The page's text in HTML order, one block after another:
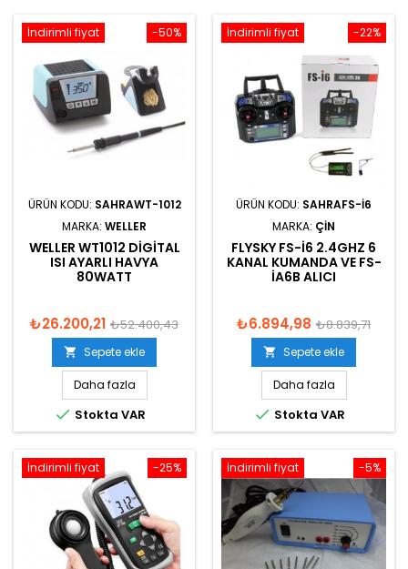
-50%
İndirimli fiyat
ÜRÜN KODU: SAHRAWT-1012
MARKA: WELLER
WELLER WT1012 DIGITAL
ISI AYARLI HAVYA
80WATT
₺26.200,21 ₺52.400,43
 Sepete ekle
Daha fazla
 Stokta VAR
-22%
İndirimli fiyat
ÜRÜN KODU: SAHRAFS-I6
MARKA: ÇIN
FLYSKY FS-I6 2.4GHZ 6
KANAL KUMANDA VE FS-
IA6B ALICI
₺6.894,98 ₺8.839,71
 Sepete ekle
Daha fazla
 Stokta VAR
-25%
İndirimli fiyat -5%
İndirimli fiyat